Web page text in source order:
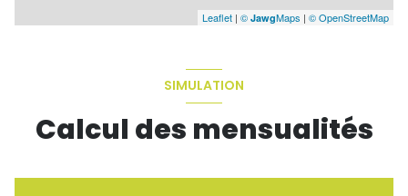
Leaflet | © JawgMaps | © OpenStreetMap
SIMULATION
Calcul des mensualités